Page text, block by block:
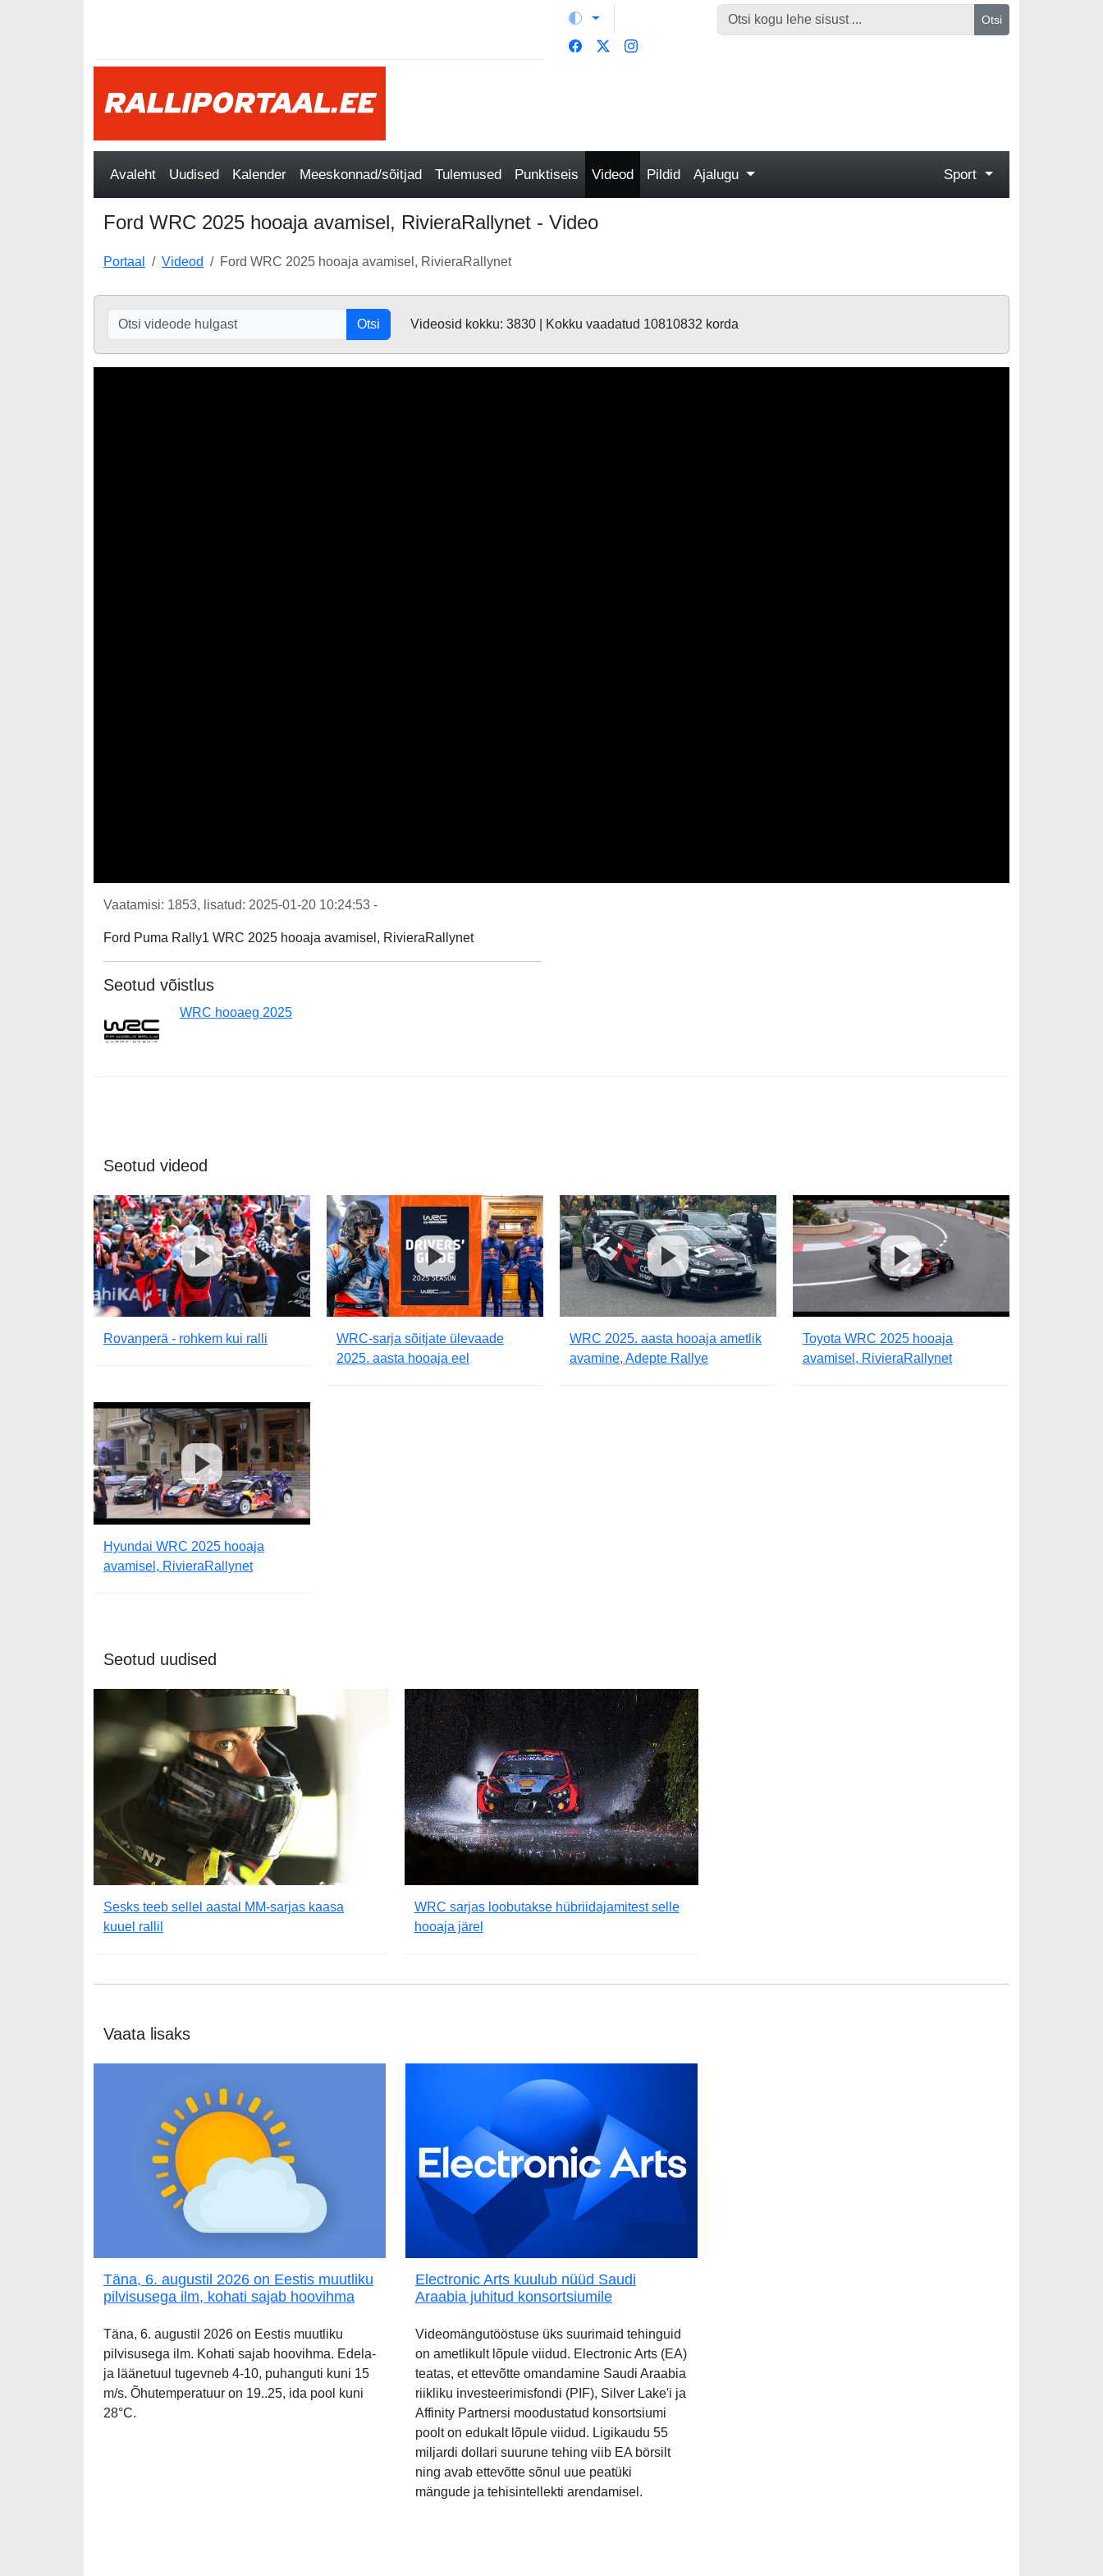
Otsi
Avaleht Uudised Kalender Meeskonnad/sõitjad Tulemused Punktiseis Videod Pildid Ajalugu Sport
Ford WRC 2025 hooaja avamisel, RivieraRallynet - Video
Portaal Videod Ford WRC 2025 hooaja avamisel, RivieraRallynet
Otsi Videosid kokku: 3830 | Kokku vaadatud 10810832 korda
Vaatamisi: 1853, lisatud: 2025-01-20 10:24:53 -
Ford Puma Rally1 WRC 2025 hooaja avamisel, RivieraRallynet
Seotud võistlus
WRC hooaeg 2025
Seotud videod
Rovanperä - rohkem kui ralli
WRC-sarja sõitjate ülevaade
2025. aasta hooaja eel
WRC 2025. aasta hooaja ametlik
avamine, Adepte Rallye
Toyota WRC 2025 hooaja
avamisel, RivieraRallynet
Hyundai WRC 2025 hooaja
avamisel, RivieraRallynet
Seotud uudised
Sesks teeb sellel aastal MM-sarjas kaasa
kuuel rallil
WRC sarjas loobutakse hübriidajamitest selle
hooaja järel
Vaata lisaks
Täna, 6. augustil 2026 on Eestis muutliku
pilvisusega ilm, kohati sajab hoovihma
Täna, 6. augustil 2026 on Eestis muutliku
pilvisusega ilm. Kohati sajab hoovihma. Edela-
ja läänetuul tugevneb 4-10, puhanguti kuni 15
m/s. Õhutemperatuur on 19..25, ida pool kuni
28°C.
Electronic Arts kuulub nüüd Saudi
Araabia juhitud konsortsiumile
Videomängutööstuse üks suurimaid tehinguid
on ametlikult lõpule viidud. Electronic Arts (EA)
teatas, et ettevõtte omandamine Saudi Araabia
riikliku investeerimisfondi (PIF), Silver Lake'i ja
Affinity Partnersi moodustatud konsortsiumi
poolt on edukalt lõpule viidud. Ligikaudu 55
miljardi dollari suurune tehing viib EA börsilt
ning avab ettevõtte sõnul uue peatüki
mängude ja tehisintellekti arendamisel.